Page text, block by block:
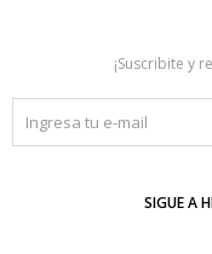
¡Suscribite y
SIGUE A